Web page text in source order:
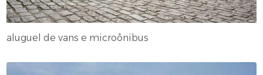
aluguel de vans e microônibus